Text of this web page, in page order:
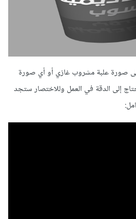
صورة علبة مشروب غازي أو أي صورة
إلى الدقة في العمل وللاختصار ستجد